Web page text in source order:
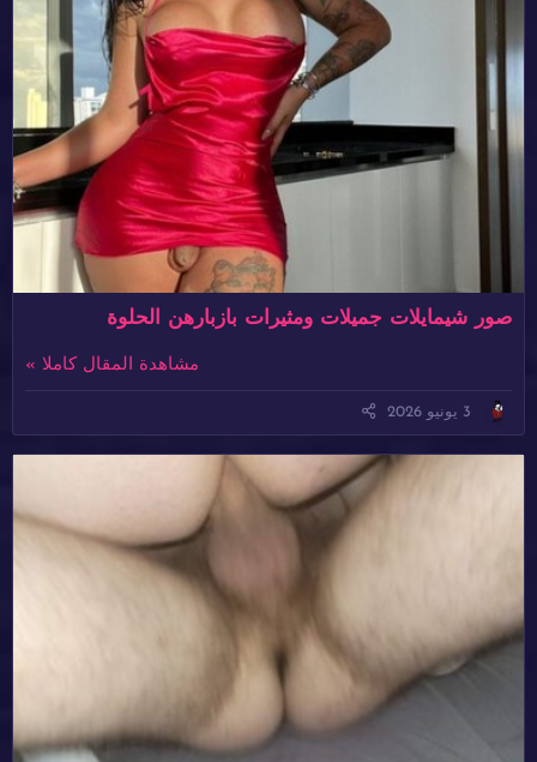
صور شيمايلات جميلات ومثيرات بازبارهن الحلوة
مشاهدة المقال كاملا »
3 يونيو 2026